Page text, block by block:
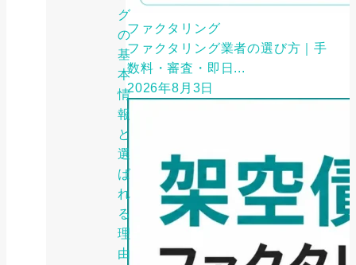
グ
の
基
本
情
報
と
選
ば
れ
る
理
由
ファクタリング
ファクタリング業者の選び方｜手
数料・審査・即日...
2026年8月3日